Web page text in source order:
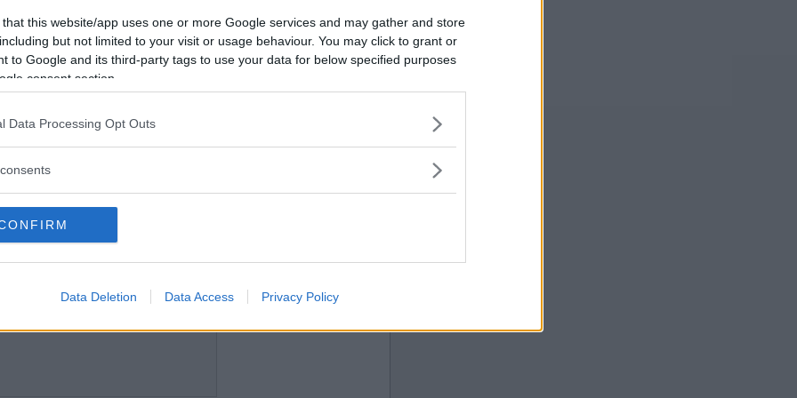
that this website/app uses one or more Google services and may gather and store
but not limited to your visit or usage behaviour. You may click to grant or
to Google and its third-party tags to use your data for below specified purposes
consent section.
Data Processing Opt Outs
Data Deletion Data Access Privacy Policy
2016-04-03 19:34
Vill du bli
medlem?